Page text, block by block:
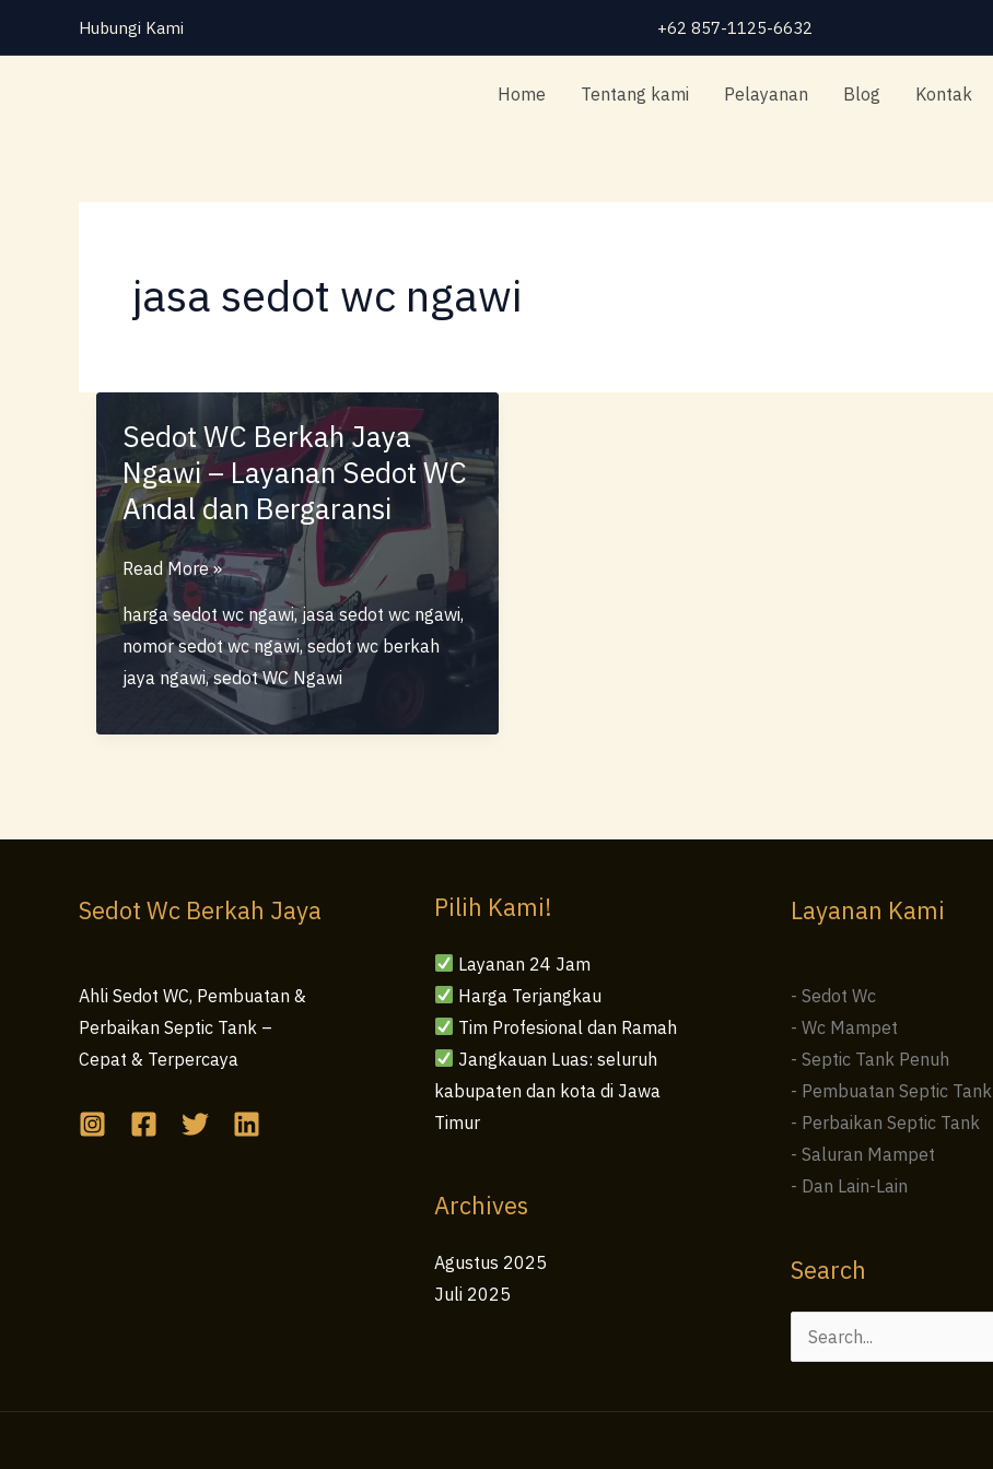
Hubungi Kami +62 857-1125-6632
Home Tentang kami Pelayanan Blog Kontak
jasa sedot wc ngawi
Sedot WC Berkah Jaya
Ngawi – Layanan Sedot WC
Andal dan Bergaransi
Sedot
Berkah
Ngawi
Bergaransi
Read More »
harga sedot wc ngawi,jasa sedot wc ngawi,
nomor sedot wc ngawi,sedot wc berkah
jaya ngawi,sedot WC Ngawi
Sedot Wc Berkah Jaya
Ahli Sedot WC, Pembuatan &
Perbaikan Septic Tank –
Cepat & Terpercaya
Pilih Kami!
Layanan 24 Jam
Harga Terjangkau
Tim Profesional dan Ramah
Jangkauan Luas: seluruh
kabupaten dan kota di Jawa
Timur
Archives
Agustus 2025
Juli 2025
Layanan Kami
- Sedot Wc
- Wc Mampet
- Septic Tank Penuh
- Pembuatan Septic Tank
- Perbaikan Septic Tank
- Saluran Mampet
- Dan Lain-Lain
Search
Cari